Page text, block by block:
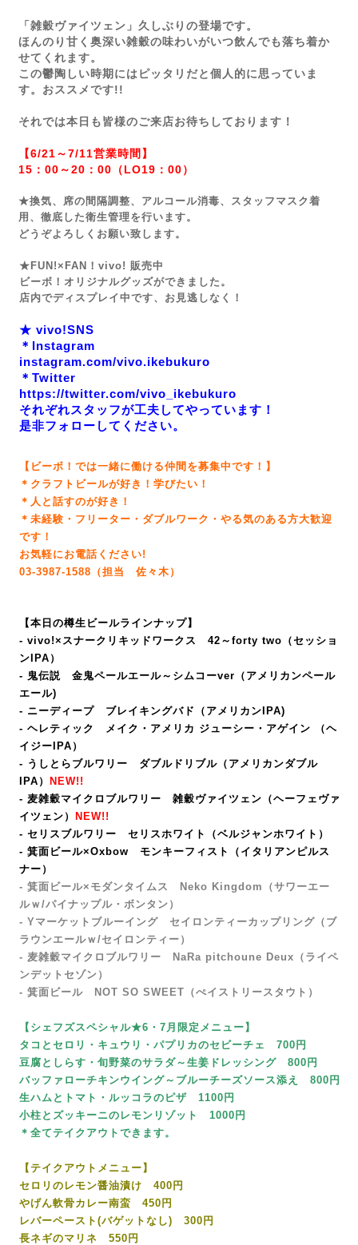
「雑穀ヴァイツェン」久しぶりの登場です。
ほんのり甘く奥深い雑穀の味わいがいつ飲んでも落ち着か
せてくれます。
この鬱陶しい時期にはピッタリだと個人的に思っていま
す。おススメです!!
それでは本日も皆様のご来店お待ちしております！
【6/21～7/11営業時間】
15：00～20：00（LO19：00）
★換気、席の間隔調整、アルコール消毒、スタッフマスク着
用、徹底した衛生管理を行います。
どうぞよろしくお願い致します。
★FUN!×FAN！vivo! 販売中
ビーボ！オリジナルグッズができました。
店内でディスプレイ中です、お見逃しなく！
★ vivo!SNS
＊Instagram
instagram.com/vivo.ikebukuro
＊Twitter
https://twitter.com/vivo_ikebukuro
それぞれスタッフが工夫してやっています！
是非フォローしてください。
【ビーボ！では一緒に働ける仲間を募集中です！】
＊クラフトビールが好き！学びたい！
＊人と話すのが好き！
＊未経験・フリーター・ダブルワーク・やる気のある方大歓迎
です！
お気軽にお電話ください!
03-3987-1588（担当 佐々木）
【本日の樽生ビールラインナップ】
- vivo!×スナークリキッドワークス 42～forty two（セッショ
ンIPA）
- 鬼伝説 金鬼ペールエール～シムコーver（アメリカンペール
エール)
- ニーディープ ブレイキングバド（アメリカンIPA)
- ヘレティック メイク・アメリカ ジューシー・アゲイン （ヘ
イジーIPA）
- うしとらブルワリー ダブルドリブル（アメリカンダブル
IPA）
NEW!!
- 麦雑穀マイクロブルワリー 雑穀ヴァイツェン（ヘーフェヴァ
イツェン）
NEW!!
- セリスブルワリー セリスホワイト（ベルジャンホワイト）
- 箕面ビール×Oxbow モンキーフィスト
（イタリアンピルス
ナー）
- 箕面ビール×モダンタイムス Neko Kingdom（サワーエー
ルｗ/パイナップル・ボンタン）
- Yマーケットブルーイング セイロンティーカップリング（ブ
ラウンエールｗ/セイロンティー）
- 麦雑穀マイクロブルワリー
NaRa pitchoune Deux （ライペ
ンデットセゾン）
- 箕面ビール NOT SO SWEET（ぺイストリースタウト）
【シェフズスペシャル★6・7月限定メニュー】
タコとセロリ・キュウリ・パプリカのセビーチェ 700円
豆腐としらす・旬野菜のサラダ～生姜ドレッシング 800円
バッファローチキンウイング～ブルーチーズソース添え 800円
生ハムとトマト・ルッコラのピザ 1100円
小柱とズッキーニのレモンリゾット 1000円
＊全てテイクアウトできます。
【テイクアウトメニュー】
セロリのレモン醤油漬け 400円
やげん軟骨カレー南蛮 450円
レバーペースト(バゲットなし) 300円
長ネギのマリネ 550円